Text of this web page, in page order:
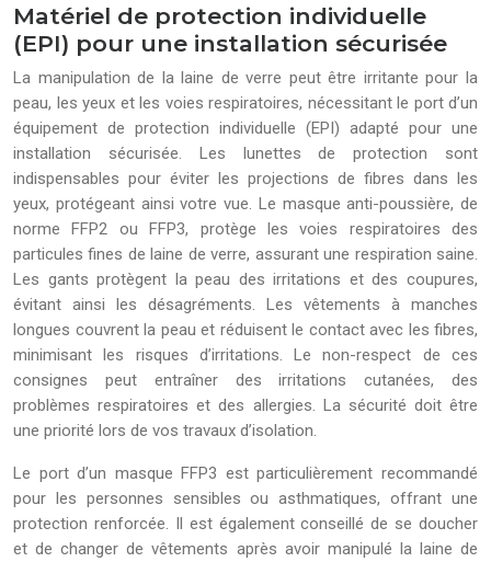
Matériel de protection individuelle
(EPI) pour une installation sécurisée
La manipulation de la laine de verre peut être irritante pour la
peau, les yeux et les voies respiratoires, nécessitant le port d’un
équipement de protection individuelle (EPI) adapté pour une
installation sécurisée. Les lunettes de protection sont
indispensables pour éviter les projections de fibres dans les
yeux, protégeant ainsi votre vue. Le masque anti-poussière, de
norme FFP2 ou FFP3, protège les voies respiratoires des
particules fines de laine de verre, assurant une respiration saine.
Les gants protègent la peau des irritations et des coupures,
évitant ainsi les désagréments. Les vêtements à manches
longues couvrent la peau et réduisent le contact avec les fibres,
minimisant les risques d’irritations. Le non-respect de ces
consignes peut entraîner des irritations cutanées, des
problèmes respiratoires et des allergies. La sécurité doit être
une priorité lors de vos travaux d’isolation.
Le port d’un masque FFP3 est particulièrement recommandé
pour les personnes sensibles ou asthmatiques, offrant une
protection renforcée. Il est également conseillé de se doucher
et de changer de vêtements après avoir manipulé la laine de